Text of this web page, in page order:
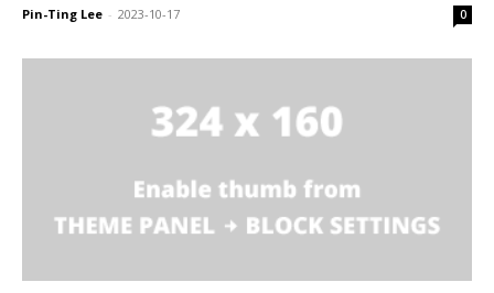
Pin-Ting Lee - 2023-10-17 0